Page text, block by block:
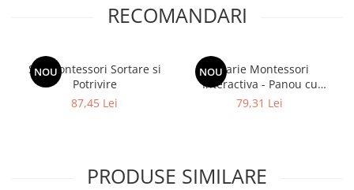
RECOMANDARI
NOU
Set Montessori Sortare si
Potrivire
87,45 Lei
NOUJucarie Montessori
Interactiva - Panou cu
Elemente de Dexteritate
79,31 Lei
PRODUSE SIMILARE